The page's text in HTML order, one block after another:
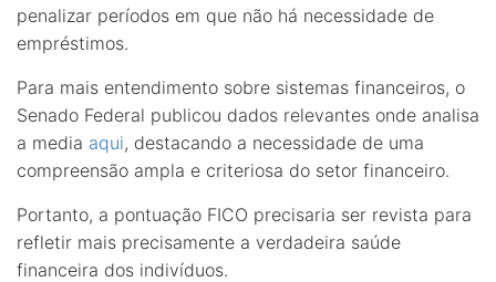
penalizar períodos em que não há necessidade de
empréstimos.
Para mais entendimento sobre sistemas financeiros, o
Senado Federal publicou dados relevantes onde analisa
a media aqui, destacando a necessidade de uma
compreensão ampla e criteriosa do setor financeiro.
Portanto, a pontuação FICO precisaria ser revista para
refletir mais precisamente a verdadeira saúde
financeira dos indivíduos.